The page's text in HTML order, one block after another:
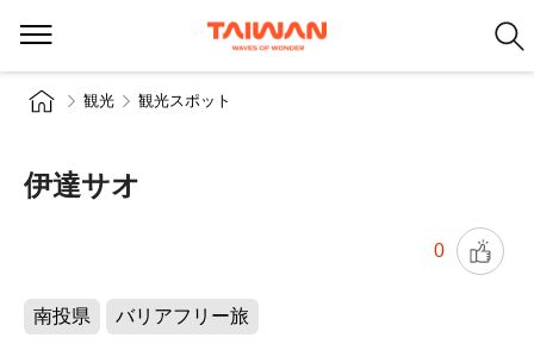
観光 観光スポット
伊達サオ
0
南投県 バリアフリー旅